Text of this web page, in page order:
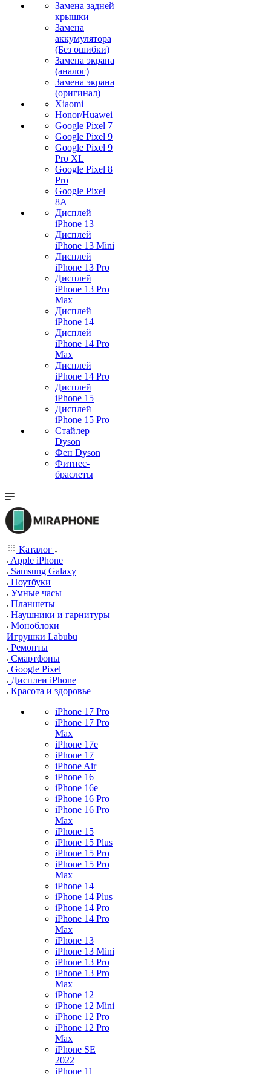
Замена задней
крышки
Замена
аккумулятора
(Без ошибки)
Замена экрана
(аналог)
Замена экрана
(оригинал)
Xiaomi
Honor/Huawei
Google Pixel 7
Google Pixel 9
Google Pixel 9
Pro XL
Google Pixel 8
Pro
Google Pixel
8A
Дисплей
iPhone 13
Дисплей
iPhone 13 Mini
Дисплей
iPhone 13 Pro
Дисплей
iPhone 13 Pro
Max
Дисплей
iPhone 14
Дисплей
iPhone 14 Pro
Max
Дисплей
iPhone 14 Pro
Дисплей
iPhone 15
Дисплей
iPhone 15 Pro
Стайлер
Dyson
Фен Dyson
Фитнес-
браслеты
Каталог
Apple iPhone
Samsung Galaxy
Ноутбуки
Умные часы
Планшеты
Наушники и гарнитуры
Моноблоки
Игрушки Labubu
Ремонты
Смартфоны
Google Pixel
Дисплеи iPhone
Красота и здоровье
iPhone 17 Pro
iPhone 17 Pro
Max
iPhone 17e
iPhone 17
iPhone Air
iPhone 16
iPhone 16e
iPhone 16 Pro
iPhone 16 Pro
Max
iPhone 15
iPhone 15 Plus
iPhone 15 Pro
iPhone 15 Pro
Max
iPhone 14
iPhone 14 Plus
iPhone 14 Pro
iPhone 14 Pro
Max
iPhone 13
iPhone 13 Mini
iPhone 13 Pro
iPhone 13 Pro
Max
iPhone 12
iPhone 12 Mini
iPhone 12 Pro
iPhone 12 Pro
Max
iPhone SE
2022
iPhone 11